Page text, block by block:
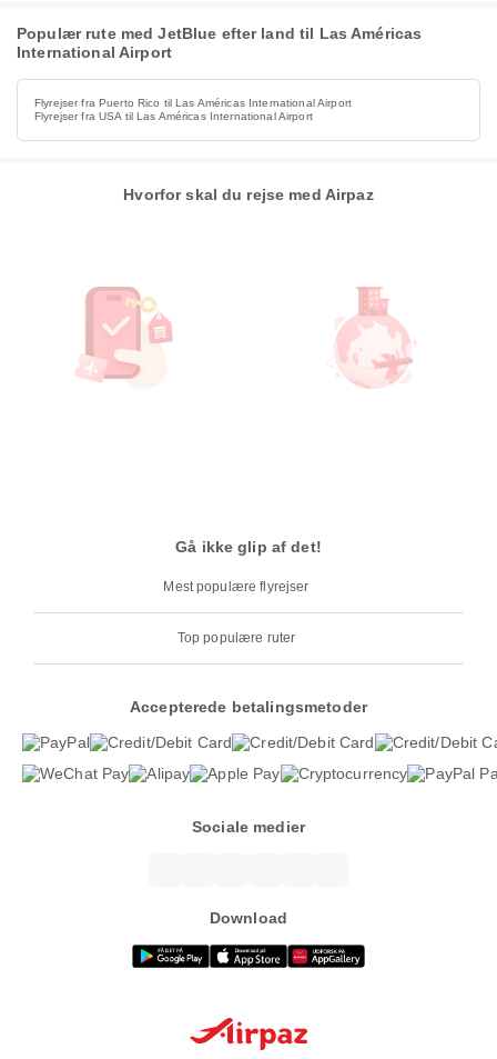
Populær rute med JetBlue efter land til Las Américas
International Airport
Flyrejser fra Puerto Rico til Las Américas International Airport
Flyrejser fra USA til Las Américas International Airport
Hvorfor skal du rejse med Airpaz
Gå ikke glip af det!
Mest populære flyrejser
Top populære ruter
Accepterede betalingsmetoder
Sociale medier
Download